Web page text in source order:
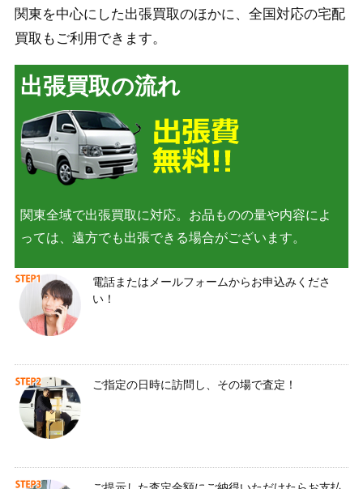
関東を中心にした出張買取のほかに、全国対応の宅配
買取もご利用できます。
出張買取の流れ
関東全域で出張買取に対応。お品ものの量や内容によ
っては、遠方でも出張できる場合がございます。
電話またはメールフォームからお申込みくださ
い！
ご指定の日時に訪問し、その場で査定！